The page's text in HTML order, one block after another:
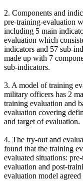
2. Components and
pre-training-evaluation
including 5 main
evaluation which
indicators and 57 sub-
made up with 7
sub-indicators.
3. A model of training
military officers has 2
training evaluation and
evaluation covering
and target of evaluation.
4. The try-out and
found that the training
evaluated situations:
evaluation and post-
evaluation model